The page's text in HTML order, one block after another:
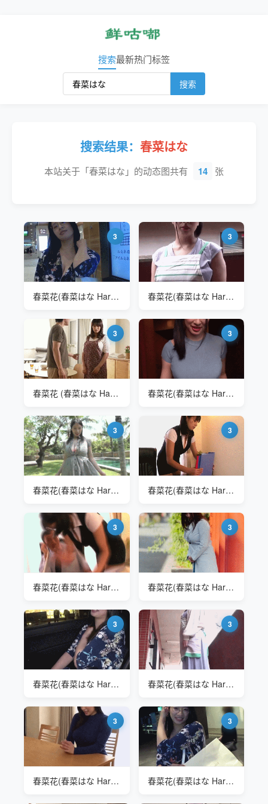
搜索最新热门标签
搜索
搜索结果： 春菜はな
本站关于「春菜はな」的动态图共有 14 张
3
春菜花(春菜はな Haruna Hana) ARA-392 K罩杯
3
春菜花(春菜はな Haruna Hana) NKKD-179 家政服务
3
春菜花 (春菜はな Haruna Hana) ALDN-008爱上丈母娘
3
春菜花(春菜はな Haruna Hana) NKKD-179 开门见山
3
春菜花(春菜はな Haruna Hana) 泳装写真
3
春菜花(春菜はな Haruna Hana) 办公文员
3
春菜花(春菜はな Haruna Hana) 一看就是故意的
3
春菜花(春菜はな Haruna Hana)
3
春菜花(春菜はな Haruna Hana)
3
春菜花(春菜はな Haruna Hana) ARA-392
3
春菜花(春菜はな Haruna Hana) NKKD-179 家政服务
3
春菜花(春菜はな Haruna Hana) ARA-392 K罩杯